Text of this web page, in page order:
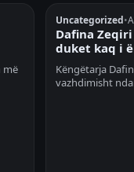
më
Uncategorized•
Dafina
duket kaq i
Këngëtarja
vazhdimisht